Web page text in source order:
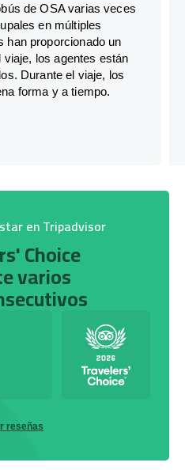
de OSA varias veces
en múltiples
han proporcionado un
los agentes están
Durante el viaje, los
forma y a tiempo.
en Tripadvisor
Choice
varios
reseñas